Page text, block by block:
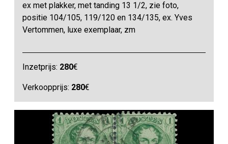
ex met plakker, met tanding 13 1/2, zie foto,
positie 104/105, 119/120 en 134/135, ex. Yves
Vertommen, luxe exemplaar, zm
Inzetprijs: 280€
Verkoopprijs: 280€